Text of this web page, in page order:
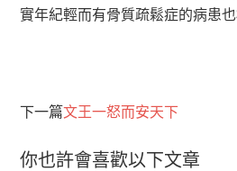
實年紀輕而有骨質疏鬆症的病患
下一篇文王一怒而安天下
你也許會喜歡以下文章